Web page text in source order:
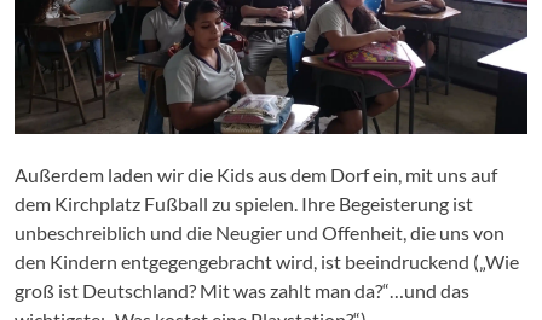
Außerdem laden wir die Kids aus dem Dorf ein, mit uns auf
dem Kirchplatz Fußball zu spielen. Ihre Begeisterung ist
unbeschreiblich und die Neugier und Offenheit, die uns von
den Kindern entgegengebracht wird, ist beeindruckend („Wie
groß ist Deutschland? Mit was zahlt man da?“…und das